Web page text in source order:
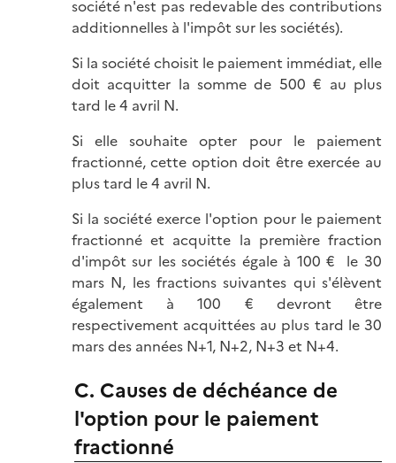
société n'est pas redevable des contributions
additionnelles à l'impôt sur les sociétés).
Si la société choisit le paiement immédiat, elle
doit acquitter la somme de 500 € au plus
tard le 4 avril N.
Si elle souhaite opter pour le paiement
fractionné, cette option doit être exercée au
plus tard le 4 avril N.
Si la société exerce l'option pour le paiement
fractionné et acquitte la première fraction
d'impôt sur les sociétés égale à 100 € le 30
mars N, les fractions suivantes qui s'élèvent
également à 100 € devront être
respectivement acquittées au plus tard le 30
mars des années N+1, N+2, N+3 et N+4.
C. Causes de déchéance de
l'option pour le paiement
fractionné